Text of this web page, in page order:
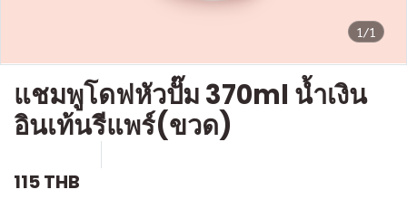
1/1
แชมพูโดฟหัวปั๊ม 370ml น้ำเงิน
อินเท้นรีแพร์(ขวด)
115 THB